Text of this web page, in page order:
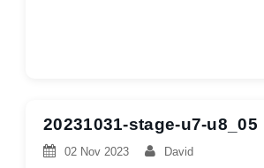
20231031-stage-u7-u8_05
02 Nov 2023 David